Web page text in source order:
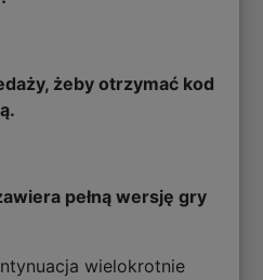
żeby otrzymać kod
pełną wersję gry
wielokrotnie